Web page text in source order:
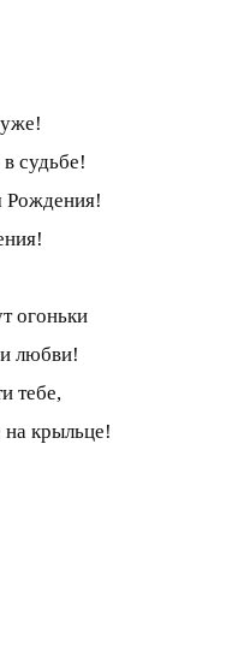
судьбе!
Рождения!
огоньки
любви!
тебе,
на крыльце!